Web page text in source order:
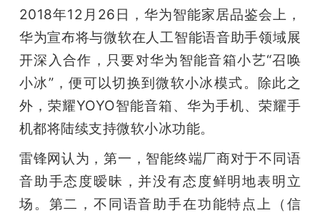
2018年12月26日，华为智能家居品鉴会上，
华为宣布将与微软在人工智能语音助手领域展
开深入合作，只要对华为智能音箱小艺“召唤
小冰”，便可以切换到微软小冰模式。除此之
外，荣耀YOYO智能音箱、华为手机、荣耀手
机都将陆续支持微软小冰功能。
雷锋网认为，第一，智能终端厂商对于不同语
音助手态度暧昧，并没有态度鲜明地表明立
场。第二，不同语音助手在功能特点上（信